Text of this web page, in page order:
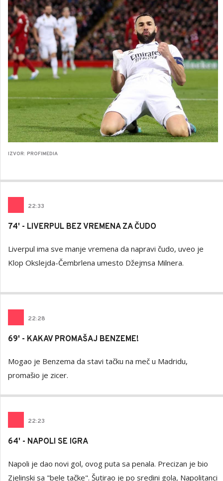
IZVOR: PROFIMEDIA
22:33
74' - LIVERPUL BEZ VREMENA ZA ČUDO
Liverpul ima sve manje vremena da napravi čudo, uveo je
Klop Okslejda-Čembrlena umesto Džejmsa Milnera.
22:28
69' - KAKAV PROMAŠAJ BENZEME!
Mogao je Benzema da stavi tačku na meč u Madridu,
promašio je zicer.
22:23
64' - NAPOLI SE IGRA
Napoli je dao novi gol, ovog puta sa penala. Precizan je bio
Zjelinski sa "bele tačke". Šutirao je po sredini gola, Napolitanci